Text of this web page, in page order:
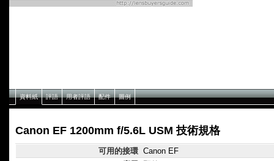
資料紙 評語 用者評語 配件 圖例
Canon EF 1200mm f/5.6L USM 技術規格
可用的接環 Canon EF